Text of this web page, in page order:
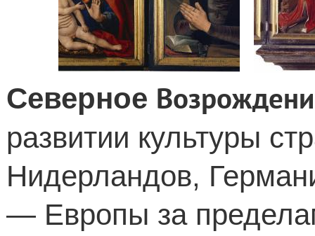
Северное
развитии культуры
Нидерландов,
— Европы за